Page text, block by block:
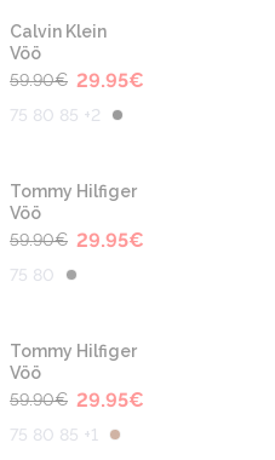
-50%
Calvin Klein
Vöö
59.90€ 29.95€
75 80 85 +2
-50%
Tommy Hilfiger
Vöö
59.90€ 29.95€
75 80
-50%
Tommy Hilfiger
Vöö
59.90€ 29.95€
75 80 85 +1